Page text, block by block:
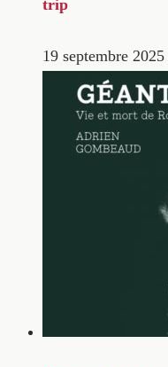
trip
19 septembre 2025